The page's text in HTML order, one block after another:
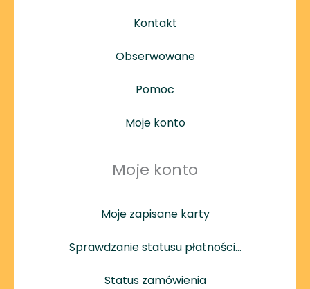
Kontakt
Obserwowane
Pomoc
Moje konto
Moje konto
Moje zapisane karty
Sprawdzanie statusu płatności…
Status zamówienia